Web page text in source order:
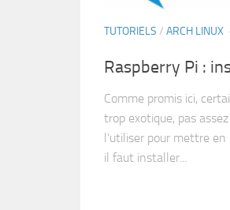
TUTORIELS / ARCH LINUX
Raspberry Pi :
Comme promis ici,
trop exotique, pas
l’utiliser pour mettre en
il faut installer...